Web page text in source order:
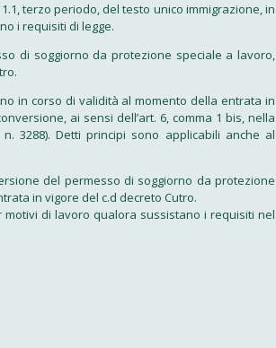
terzo periodo, del testo unico immigrazione, in
i requisiti di legge.
di soggiorno da protezione speciale a lavoro,
in corso di validità al momento della entrata in
ai sensi dell’art. 6, comma 1 bis, nella
3288). Detti principi sono applicabili anche al
del permesso di soggiorno da protezione
in vigore del c.d decreto Cutro.
di lavoro qualora sussistano i requisiti nel